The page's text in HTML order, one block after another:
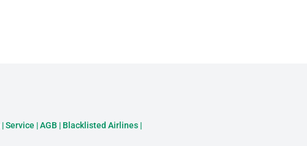
|Service |AGB | Blacklisted Airlines|